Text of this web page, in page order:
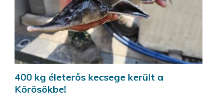
400 kg életerős kecsege került a
Körösökbe!